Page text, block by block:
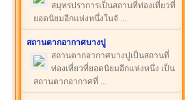
สมุทรปราการเป็นสถานที่ท่องเที่ยวที่
ยอดนิยมอีกแห่งหนึ่งในจั ...
สถานตากอากาศบางปู
สถานตากอากาศบางปูเป็นสถานที่
ท่องเที่ยวที่ยอดนิยมอีกแห่งหนึ่ง เป็น
สถานตากอากาศที่ ...